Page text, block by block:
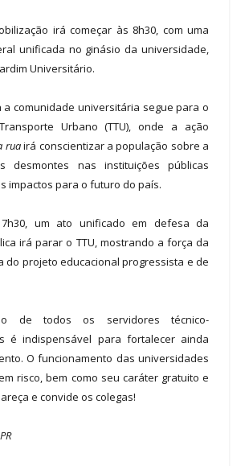
irá começar às 8h30, com uma
unificada no ginásio da universidade,
Universitário.
a comunidade universitária segue para o
Urbano (TTU), onde a ação
ruairá conscientizar a população sobre a
desmontes nas instituições públicas
impactos para o futuro do país.
um ato unificado em defesa da
irá parar o TTU, mostrando a força da
do projeto educacional progressista e de
de todos os servidores técnico-
é indispensável para fortalecer ainda
O funcionamento das universidades
risco, bem como seu caráter gratuito e
e convide os colegas!